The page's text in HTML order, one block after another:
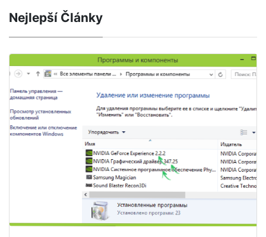
Nejlepší Články